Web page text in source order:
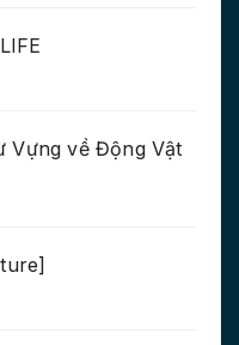
Vựng về Động Vật